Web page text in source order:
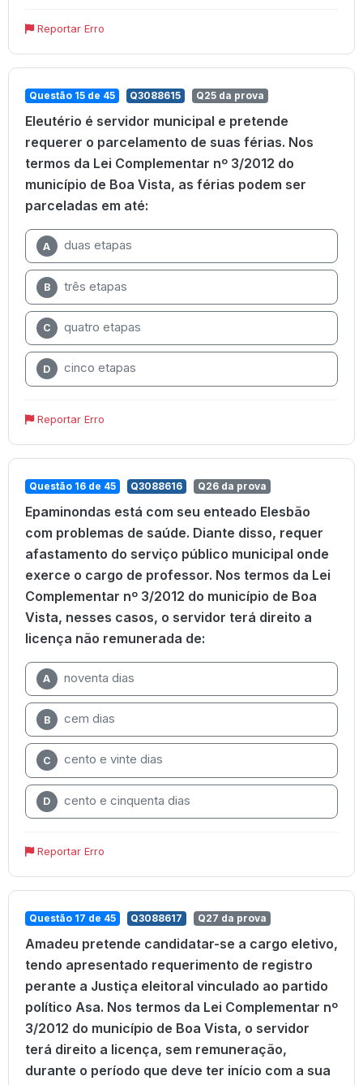
Reportar Erro
Questão 15 de 45 Q3088615 Q25 da prova
Eleutério é servidor municipal e pretende
requerer o parcelamento de suas férias. Nos
termos da Lei Complementar nº 3/2012 do
município de Boa Vista, as férias podem ser
parceladas em até:
A duas etapas
B três etapas
C quatro etapas
D cinco etapas
Reportar Erro
Questão 16 de 45 Q3088616 Q26 da prova
Epaminondas está com seu enteado Elesbão
com problemas de saúde. Diante disso, requer
afastamento do serviço público municipal onde
exerce o cargo de professor. Nos termos da Lei
Complementar nº 3/2012 do município de Boa
Vista, nesses casos, o servidor terá direito a
licença não remunerada de:
A noventa dias
B cem dias
C cento e vinte dias
D cento e cinquenta dias
Reportar Erro
Questão 17 de 45 Q3088617 Q27 da prova
Amadeu pretende candidatar-se a cargo eletivo,
tendo apresentado requerimento de registro
perante a Justiça eleitoral vinculado ao partido
político Asa. Nos termos da Lei Complementar nº
3/2012 do município de Boa Vista, o servidor
terá direito a licença, sem remuneração,
durante o período que deve ter início com a sua